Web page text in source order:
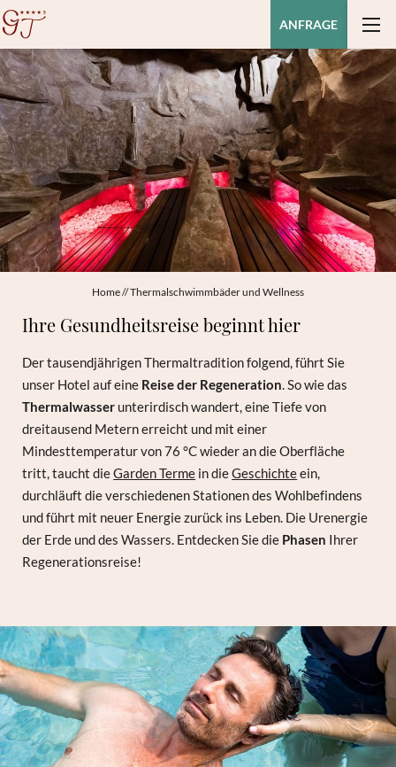
ANFRAGE
Home//Thermalschwimmbäder und Wellness
Ihre Gesundheitsreise beginnt hier
Der tausendjährigen Thermaltradition folgend, führt Sie
unser Hotel auf eine Reise der Regeneration . So wie das
Thermalwasser unterirdisch wandert, eine Tiefe von
dreitausend Metern erreicht und mit einer
Mindesttemperatur von 76 °C wieder an die Oberfläche
tritt, taucht dieGarden Terme in dieGeschichteein,
durchläuft die verschiedenen Stationen des Wohlbefindens
und führt mit neuer Energie zurück ins Leben. Die Urenergie
der Erde und des Wassers. Entdecken Sie die Phasen Ihrer
Regenerationsreise!